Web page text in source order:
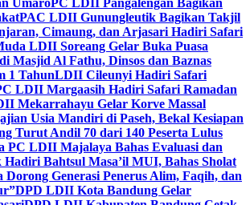
UmaroPC LDII Pangalengan Bagikan
PAC LDII Gunungleutik Bagikan Takjil
Cimaung, dan Arjasari Hadiri Safari
LDII Soreang Gelar Buka Puasa
Masjid Al Fathu, Dinsos dan Baznas
1 TahunLDII Cileunyi Hadiri Safari
LDII Margaasih Hadiri Safari Ramadan
Mekarrahayu Gelar Korve Massal
Usia Mandiri di Paseh, Bekal Kesiapan
Turut Andil 70 dari 140 Peserta Lulus
PC LDII Majalaya Bahas Evaluasi dan
Bahtsul Masa’il MUI, Bahas Sholat
Generasi Penerus Alim, Faqih, dan
DPD LDII Kota Bandung Gelar